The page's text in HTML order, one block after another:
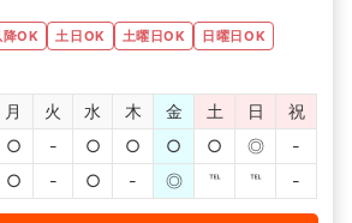
OK 土日OK 土曜日OK
日曜日OK
月 火 水 木 金 土 日
祝
○ - ○ ○ ○ ○ ◎
-
○ - ○ - ◎ ℡ ℡ -